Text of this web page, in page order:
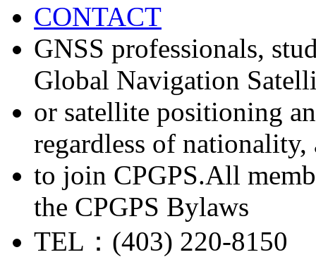
CONTACT
GNSS professionals,
Global Navigation
or satellite positioning
regardless of nationality,
to join CPGPS.All
the CPGPS Bylaws
TEL：(403) 220-8150